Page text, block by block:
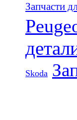
Запчасти
Skoda